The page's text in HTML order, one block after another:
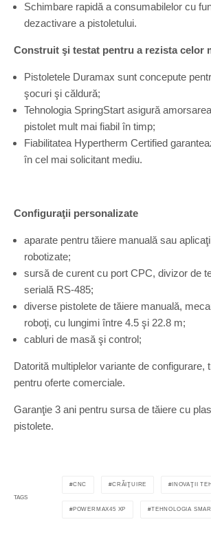
Schimbare rapidă a consumabilelor cu
dezactivare a pistoletului.
Construit şi testat pentru a rezista celor
Pistoletele Duramax sunt concepute
şocuri şi căldură;
Tehnologia SpringStart asigură
pistolet mult mai fiabil în timp;
Fiabilitatea Hypertherm Certified
în cel mai solicitant mediu.
Configuraţii personalizate
aparate pentru tăiere manuală sau
robotizate;
sursă de curent cu port CPC, divizor de
serială RS-485;
diverse pistolete de tăiere manuală,
roboţi, cu lungimi între 4.5 şi 22.8 m;
cabluri de masă şi control;
Datorită multiplelor variante de configurare,
pentru oferte comerciale.
Garanţie 3 ani pentru sursa de tăiere cu
pistolete.
TAGS
CNC CRĂIŢUIRE INOVAŢII
POWERMAX45 XP TEHNOLOGIA